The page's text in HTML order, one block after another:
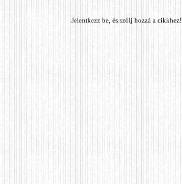
Jelentkezz be, és szólj hozzá a cikkhez!